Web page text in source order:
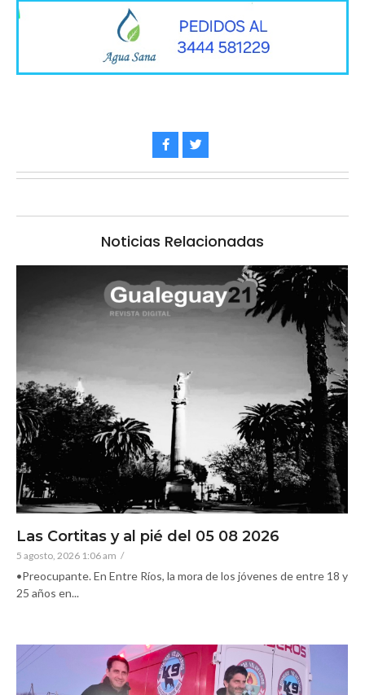
Noticias Relacionadas
Las Cortitas y al pié del 05 08 2026
5 agosto, 2026 1:06 am /
•Preocupante. En Entre Ríos, la mora de los jóvenes de entre 18 y
25 años en...